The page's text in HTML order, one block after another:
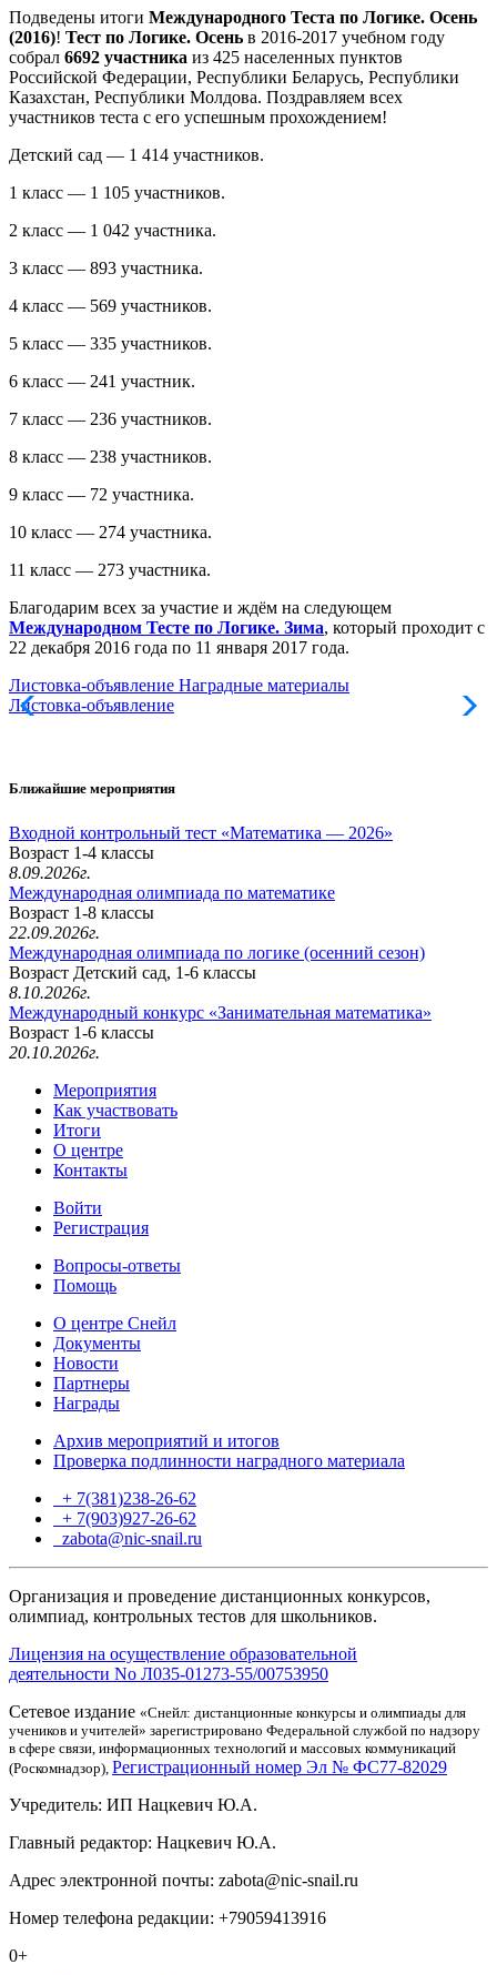
Подведены итоги Международного Теста по Логике. Осень
(2016)! Тест по Логике. Осень в 2016-2017 учебном году
собрал 6692 участника из 425 населенных пунктов
Российской Федерации, Республики Беларусь, Республики
Казахстан, Республики Молдова. Поздравляем всех
участников теста с его успешным прохождением!
Детский сад — 1 414 участников.
1 класс — 1 105 участников.
2 класс — 1 042 участника.
3 класс — 893 участника.
4 класс — 569 участников.
5 класс — 335 участников.
6 класс — 241 участник.
7 класс — 236 участников.
8 класс — 238 участников.
9 класс — 72 участника.
10 класс — 274 участника.
11 класс — 273 участника.
Благодарим всех за участие и ждём на следующем
Международном Тесте по Логике. Зима, который проходит с
22 декабря 2016 года по 11 января 2017 года.
Листовка-объявление Наградные материалы
Листовка-объявление
Ближайшие мероприятия
Входной контрольный тест «Математика — 2026»
Возраст 1-4 классы
8.09.2026г.
Международная олимпиада по математике
Возраст 1-8 классы
22.09.2026г.
Международная олимпиада по логике (осенний сезон)
Возраст Детский сад, 1-6 классы
8.10.2026г.
Международный конкурс «Занимательная математика»
Возраст 1-6 классы
20.10.2026г.
Мероприятия
Как участвовать
Итоги
О центре
Контакты
Войти
Регистрация
Вопросы-ответы
Помощь
О центре Снейл
Документы
Новости
Партнеры
Награды
Архив мероприятий и итогов
Проверка подлинности наградного материала
+ 7(381)238-26-62
+ 7(903)927-26-62
zabota@nic-snail.ru
Организация и проведение дистанционных конкурсов,
олимпиад, контрольных тестов для школьников.
Лицензия на осуществление образовательной
деятельности No Л035-01273-55/00753950
Сетевое издание «Снейл: дистанционные конкурсы и олимпиады для
учеников и учителей» зарегистрировано Федеральной службой по надзору
в сфере связи, информационных технологий и массовых коммуникаций
(Роскомнадзор), Регистрационный номер Эл № ФС77-82029
Учредитель: ИП Нацкевич Ю.А.
Главный редактор: Нацкевич Ю.А.
Адрес электронной почты: zabota@nic-snail.ru
Номер телефона редакции: +79059413916
0+